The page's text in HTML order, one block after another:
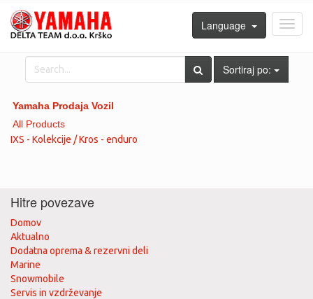
Language
Sortiraj po:
Yamaha Prodaja Vozil
All Products
IXS - Kolekcije / Kros - enduro
Hitre povezave
Domov
Aktualno
Dodatna oprema & rezervni deli
Marine
Snowmobile
Servis in vzdrževanje